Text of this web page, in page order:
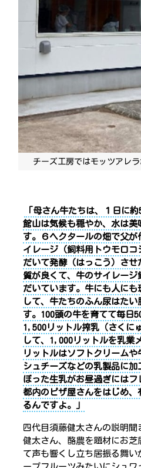
チーズ工房ではモッツアレ
「母さん牛たちは、１日に
館山は気候も穏やか、水は
す。６ヘクタールの畑で父
イレージ（飼料用トウモロコ
だいて発酵（はっこう）さ
質が良くて、牛のサイレー
だいています。牛にも人に
して、牛たちのふん尿はた
す。100頭の牛を育てて毎日
1,500リットル搾乳（さくに
して、1,000リットルを乳業
リットルはソフトクリーム
シュチーズなどの乳製品に
ぼった生乳がお昼過ぎにはフ
都内のピザ屋さんをはじめ
るんですよ。」
四代目須藤健太さんの説明聞
健太さん、酪農を題材にお芝
て声も響くし立ち居振る舞